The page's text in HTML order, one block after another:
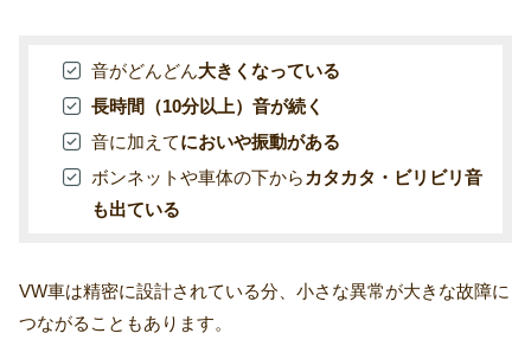
音がどんどん大きくなっている
長時間（10分以上）音が続く
音に加えてにおいや振動がある
ボンネットや車体の下から カタカタ・ビリビリ音
も出ている
VW車は精密に設計されている分、小さな異常が大きな故障に
つながることもあります。